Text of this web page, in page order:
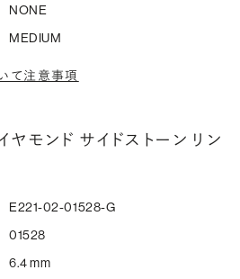
NONE
MEDIUM
て注意事項
モンド サイドストーン リン
E221-02-01528-G
01528
6.4 mm